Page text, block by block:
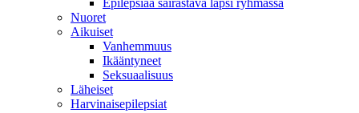
Epilepsiaa sairastava lapsi ryhmässä
Nuoret
Aikuiset
Vanhemmuus
Ikääntyneet
Seksuaalisuus
Läheiset
Harvinaisepilepsiat